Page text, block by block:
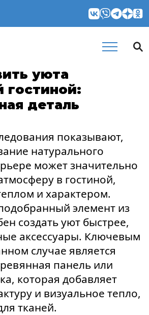
уюта
деталь
показывают,
натурального
может значительно
в гостиной,
и характером.
элемент из
создать уют быстрее,
аксессуары. Ключевым
случае является
панель или
которая добавляет
и визуальное тепло,
тканей.